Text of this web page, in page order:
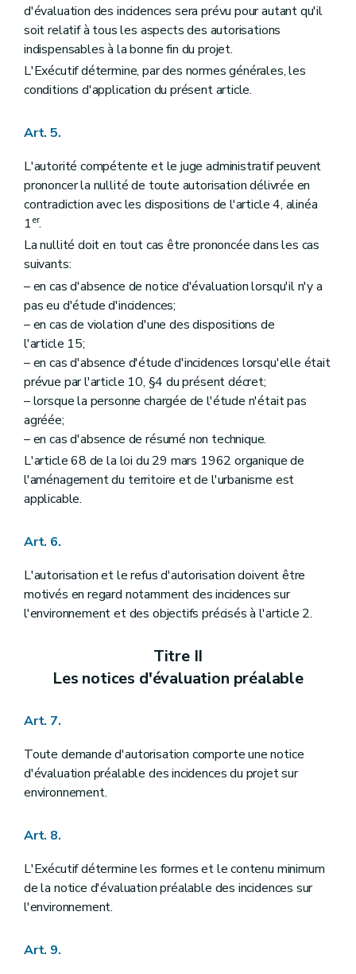
d'évaluation des incidences sera prévu pour autant qu'il
soit relatif à tous les aspects des autorisations
indispensables à la bonne fin du projet.
L'Exécutif détermine, par des normes générales, les
conditions d'application du présent article.
Art. 5.
L'autorité compétente et le juge administratif peuvent
prononcer la nullité de toute autorisation délivrée en
contradiction avec les dispositions de l'article 4, alinéa
1er.
La nullité doit en tout cas être prononcée dans les cas
suivants:
– en cas d'absence de notice d'évaluation lorsqu'il n'y a
pas eu d'étude d'incidences;
– en cas de violation d'une des dispositions de
l'article 15;
– en cas d'absence d'étude d'incidences lorsqu'elle était
prévue par l'article 10, §4 du présent décret;
– lorsque la personne chargée de l'étude n'était pas
agréée;
– en cas d'absence de résumé non technique.
L'article 68 de la loi du 29 mars 1962 organique de
l'aménagement du territoire et de l'urbanisme est
applicable.
Art. 6.
L'autorisation et le refus d'autorisation doivent être
motivés en regard notamment des incidences sur
l'environnement et des objectifs précisés à l'article 2.
Titre II
Les notices d'évaluation préalable
Art. 7.
Toute demande d'autorisation comporte une notice
d'évaluation préalable des incidences du projet sur
environnement.
Art. 8.
L'Exécutif détermine les formes et le contenu minimum
de la notice d'évaluation préalable des incidences sur
l'environnement.
Art. 9.